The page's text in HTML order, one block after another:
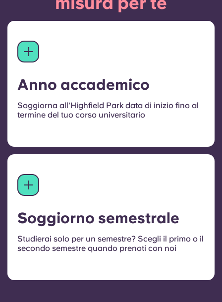
Anno accademico
Soggiorna all'Highfield Park data di inizio fino al
termine del tuo corso universitario
Soggiorno semestrale
Studierai solo per un semestre? Scegli il primo o il
secondo semestre quando prenoti con noi